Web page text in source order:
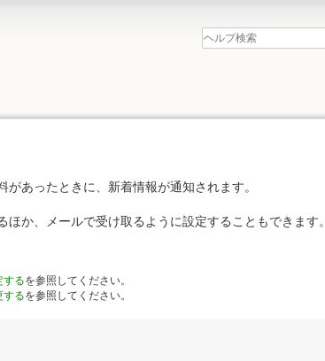
あったときに、新着情報が通知されます。
か、メールで受け取るように設定することもできます。
するを参照してください。
するを参照してください。